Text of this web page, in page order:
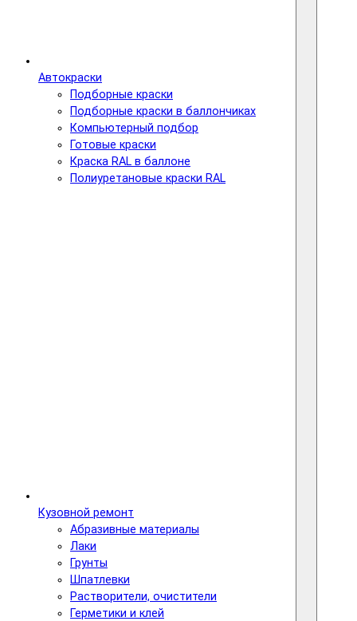
Автокраски
Подборные краски
Подборные краски в баллончиках
Компьютерный подбор
Готовые краски
Краска RAL в баллоне
Полиуретановые краски RAL
Кузовной ремонт
Абразивные материалы
Лаки
Грунты
Шпатлевки
Растворители, очистители
Герметики и клей